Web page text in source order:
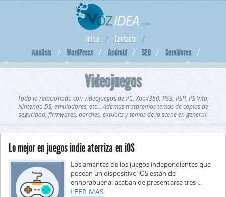
Inicio
Contacto
Análisis
WordPress Android SEO Servidores
Videojuegos
Todo lo relacionado con videojuegos de PC, Xbox360, PS3, PSP, PS Vita,
Nintendo DS, emuladores, etc… Ademas trataremos temas de copias de
seguridad, firmwares, parches, exploits y temas de la scene en general.
Lo mejor en juegos indie aterriza en iOS
Los amantes de los juegos independientes que
posean un dispositivo iOS están de
enhorabuena: acaban de presentarse tres ...
LEER MAS